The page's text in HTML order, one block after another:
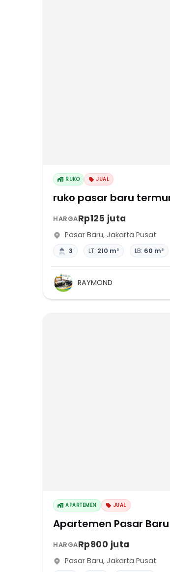
RUKO JUAL
ruko pasar baru
HARGARp125 juta
Pasar Baru, Jakarta Pusat
3 LT: 210 m² LB: 60 m²
RAYMOND
APARTEMEN JUAL
Apartemen Pasar
HARGARp900 juta
Pasar Baru, Jakarta Pusat